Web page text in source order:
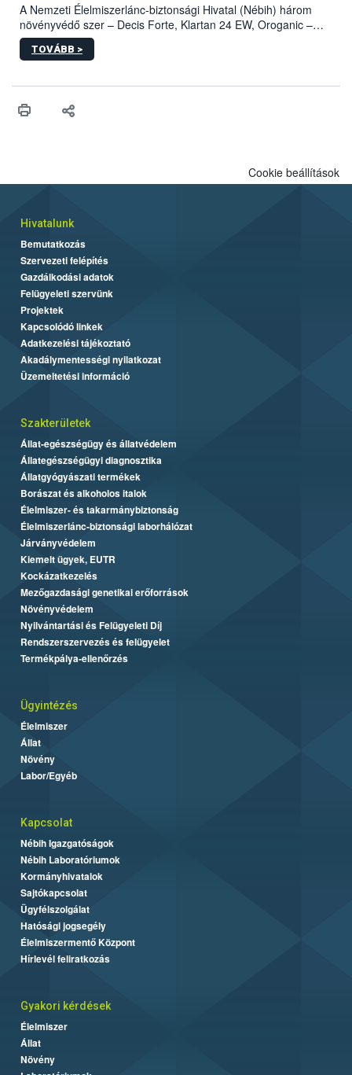
A Nemzeti Élelmiszerlánc-biztonsági Hivatal (Nébih) három
növényvédő szer – Decis Forte, Klartan 24 EW, Oroganic –
engedélyokiratát módosította, így azok a szüretet követően,
egészen a vesszőérettség (BBCH 91) stádiumáig
érésű szőlőkben is legyen lehetőség a károsító elleni további
felhasználók számára is elérhető és ökológiai termesztésben is
TOVÁBB >
Cookie beállítások
Hivatalunk
Bemutatkozás
Szervezeti felépítés
Gazdálkodási adatok
Felügyeleti szervünk
Projektek
Kapcsolódó linkek
Adatkezelési tájékoztató
Akadálymentességi nyilatkozat
Üzemeltetési információ
Szakterületek
Állat-egészségügy és állatvédelem
Állategészségügyi diagnosztika
Állatgyógyászati termékek
Borászat és alkoholos italok
Élelmiszer- és takarmánybiztonság
Élelmiszerlánc-biztonsági laborhálózat
Járványvédelem
Kiemelt ügyek, EUTR
Kockázatkezelés
Mezőgazdasági genetikai erőforrások
Növényvédelem
Nyilvántartási és Felügyeleti Díj
Rendszerszervezés és felügyelet
Termékpálya-ellenőrzés
Ügyintézés
Élelmiszer
Állat
Növény
Labor/Egyéb
Kapcsolat
Nébih Igazgatóságok
Nébih Laboratóriumok
Kormányhivatalok
Sajtókapcsolat
Ügyfélszolgálat
Hatósági jogsegély
Élelmiszermentő Központ
Hírlevél feliratkozás
Gyakori kérdések
Élelmiszer
Állat
Növény